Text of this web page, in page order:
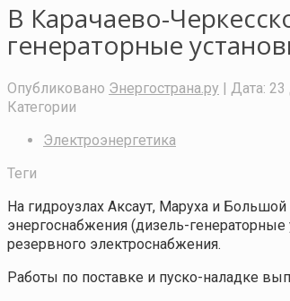
В Карачаево-
генераторные
Опубликовано Энергострана.ру | Дата: 23
Категории
Электроэнергетика
Теги
На гидроузлах Аксаут, Маруха и
энергоснабжения (дизель-
резервного электроснабжения.
Работы по поставке и пуско-наладке